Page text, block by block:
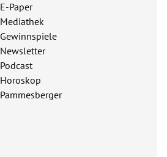
E-Paper
Mediathek
Gewinnspiele
Newsletter
Podcast
Horoskop
Pammesberger